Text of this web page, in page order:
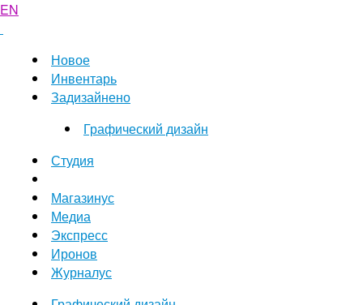
EN
Новое
Инвентарь
Задизайнено
Графический дизайн
Студия
Магазинус
Медиа
Экспресс
Иронов
Журналус